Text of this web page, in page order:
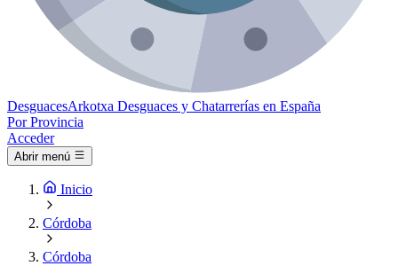
DesguacesArkotxa Desguaces y Chatarrerías en España
Por Provincia
Acceder
Abrir menú
Inicio
Córdoba
Córdoba